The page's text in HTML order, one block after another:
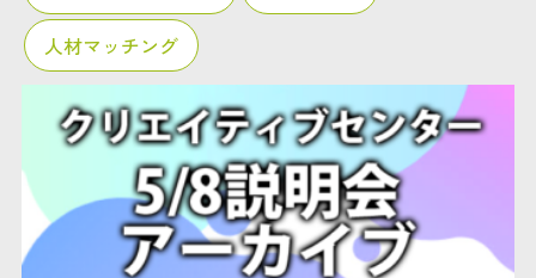
人材マッチング